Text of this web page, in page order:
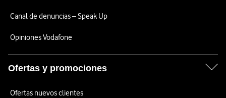
Canal de denuncias – Speak Up
Opiniones Vodafone
Ofertas y promociones
Ofertas nuevos clientes